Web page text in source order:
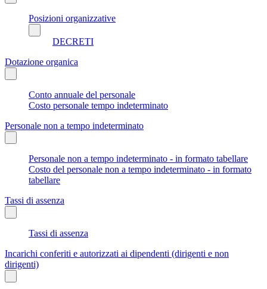
Posizioni organizzative
DECRETI
Dotazione organica
Conto annuale del personale
Costo personale tempo indeterminato
Personale non a tempo indeterminato
Personale non a tempo indeterminato - in formato tabellare
Costo del personale non a tempo indeterminato - in formato
tabellare
Tassi di assenza
Tassi di assenza
Incarichi conferiti e autorizzati ai dipendenti (dirigenti e non
dirigenti)